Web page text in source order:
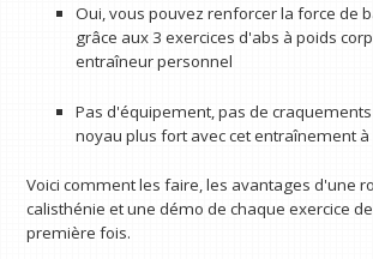
Oui, vous pouvez renforcer la force de
grâce aux 3 exercices d'abs à poids
entraîneur personnel
Pas d'équipement, pas de
noyau plus fort avec cet entraînement
Voici comment les faire, les avantages d'une
calisthénie et une démo de chaque exercice
première fois.